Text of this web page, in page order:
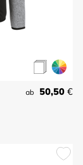
ab 50,50 €